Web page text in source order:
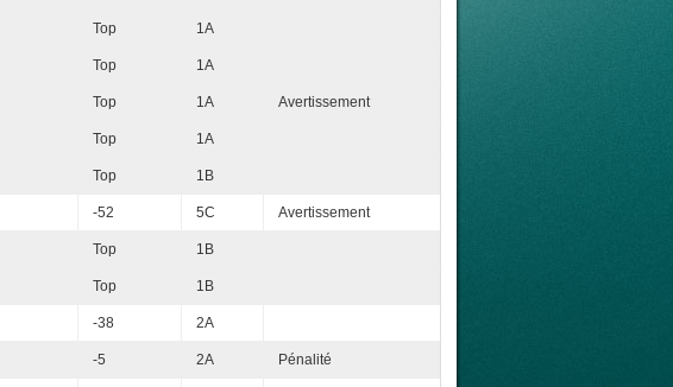
Top 1A
Top 1A
Top 1A Avertissement
Top 1A
Top 1B
-52 5C Avertissement
Top 1B
Top 1B
-38 2A
-5 2A Pénalité